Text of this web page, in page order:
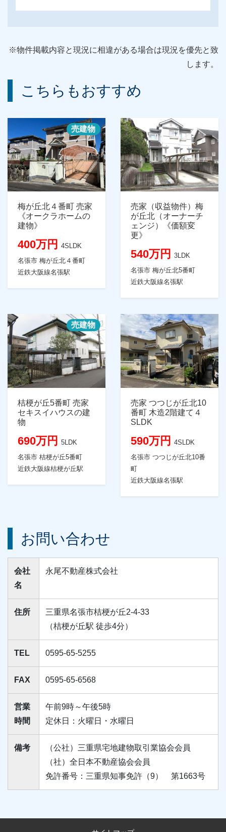
※物件掲載内容と現況に相違がある場合は現況を優先と致
します。
こちらもおすすめ
売建物
梅が丘北４番町 売家
《オークラホームの
建物》
400万円
4SLDK
名張市 梅が丘北４番町
近鉄大阪線名張駅
売家（収益物件）梅
が丘北（オーナーチ
ェンジ）《価額変
更》
540万円
3LDK
名張市 梅が丘北5番町
近鉄大阪線名張駅
売建物
桔梗が丘5番町 売家
セキスイハウスの建
物
690万円
5LDK
名張市 桔梗が丘5番町
近鉄大阪線桔梗が丘駅
売家 つつじが丘北10
番町 木造2階建て４
SLDK
590万円
4SLDK
名張市 つつじが丘北10番
町
近鉄大阪線名張駅
お問い合わせ
会社
名
永尾不動産株式会社
住所
三重県名張市桔梗が丘2-4-33
（桔梗が丘駅 徒歩4分）
TEL 0595-65-5255
FAX 0595-65-6568
営業
時間
午前9時～午後5時
定休日：火曜日・水曜日
備考
（公社）三重県宅地建物取引業協会会員
（社）全日本不動産協会会員
免許番号：三重県知事免許（9） 第1663号